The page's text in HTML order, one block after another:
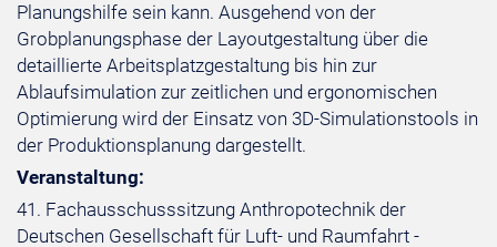
Planungshilfe sein kann. Ausgehend von der
Grobplanungsphase der Layoutgestaltung über die
detaillierte Arbeitsplatzgestaltung bis hin zur
Ablaufsimulation zur zeitlichen und ergonomischen
Optimierung wird der Einsatz von 3D-Simulationstools in
der Produktionsplanung dargestellt.
Veranstaltung:
41. Fachausschusssitzung Anthropotechnik der
Deutschen Gesellschaft für Luft- und Raumfahrt -